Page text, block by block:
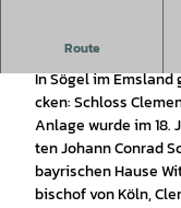
Route
Der Stern im Emsland
In Sö­gel im
cken: Schloss
An­la­ge wur­de im
ten Jo­hann Con­rad
bay­ri­schen Hau­se
bi­schof von Köln,